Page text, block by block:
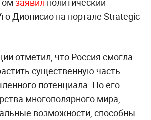
Дионисио на портале Strategic
отметил, что Россия смогла
существенную часть
потенциала. По его
многополярного мира,
возможности, способны